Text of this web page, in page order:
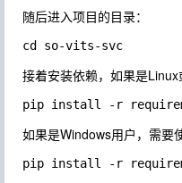
随后进入项目的目录：
接着安装依赖，如果是Linux
如果是Windows用户，需要